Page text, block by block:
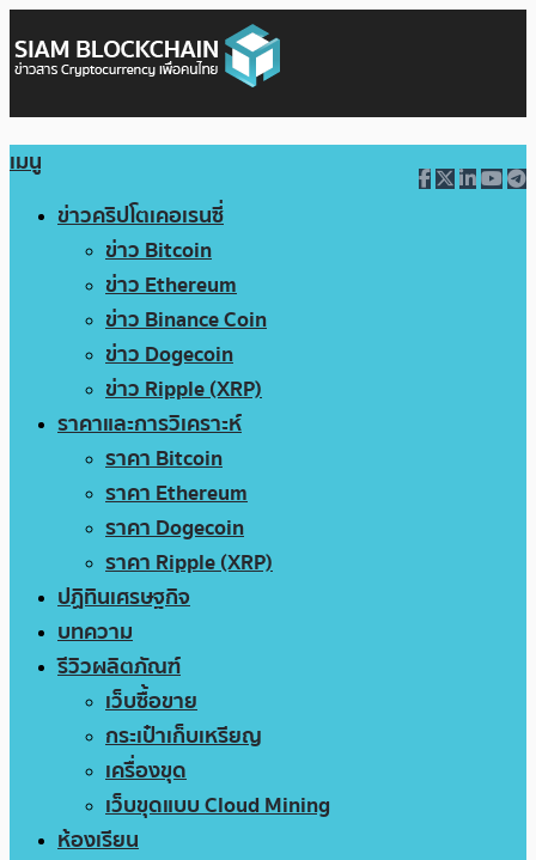
เมนู
ข่าวคริปโตเคอเรนซี่
ข่าว Bitcoin
ข่าว Ethereum
ข่าว Binance Coin
ข่าว Dogecoin
ข่าว Ripple (XRP)
ราคาและการวิเคราะห์
ราคา Bitcoin
ราคา Ethereum
ราคา Dogecoin
ราคา Ripple (XRP)
ปฏิทินเศรษฐกิจ
บทความ
รีวิวผลิตภัณฑ์
เว็บซื้อขาย
กระเป๋าเก็บเหรียญ
เครื่องขุด
เว็บขุดแบบ Cloud Mining
ห้องเรียน